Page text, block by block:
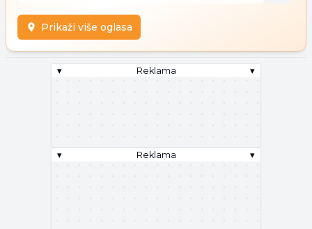
Prikaži više oglasa
▾ Reklama ▾
▾ Reklama ▾